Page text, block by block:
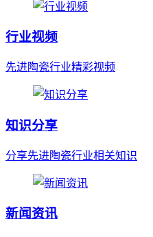
行业视频
先进陶瓷行业精彩视频
知识分享
分享先进陶瓷行业相关知识
新闻资讯